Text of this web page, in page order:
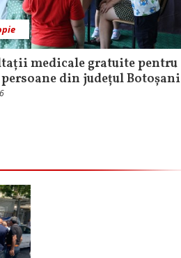
medicale gratuite pentru
persoane din județul Botoșani